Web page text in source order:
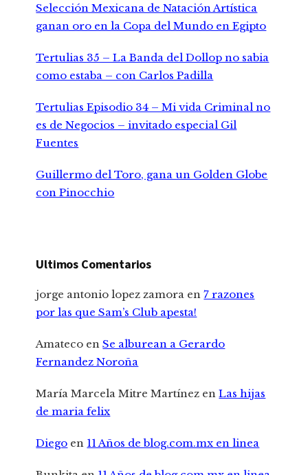
Selección Mexicana de Natación Artística
ganan oro en la Copa del Mundo en Egipto
Tertulias 35 – La Banda del Dollop no sabia
como estaba – con Carlos Padilla
Tertulias Episodio 34 – Mi vida Criminal no
es de Negocios – invitado especial Gil
Fuentes
Guillermo del Toro, gana un Golden Globe
con Pinocchio
Ultimos Comentarios
jorge antonio lopez zamora en7 razones
por las que Sam’s Club apesta!
Amateco enSe alburean a Gerardo
Fernandez Noroña
María Marcela Mitre Martínez enLas hijas
de maria felix
Diego en 11 Años de blog.com.mx en linea